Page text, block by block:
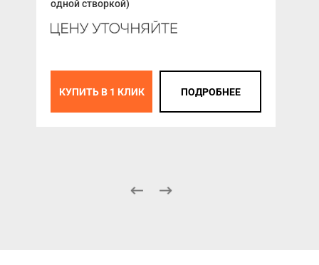
одной створкой)
КУПИТЬ В 1 КЛИК ПОДРОБНЕЕ